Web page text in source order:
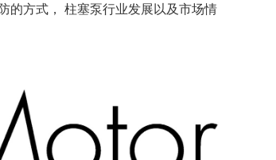
的方式， 柱塞泵行业发展以及市场情